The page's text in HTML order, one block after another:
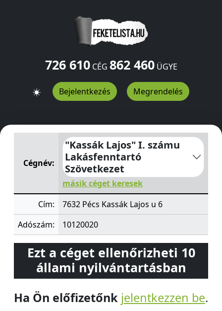
726 610CÉG 862 460ÜGYE
Bejelentkezés Megrendelés
"Kassák Lajos" I. számu Lakásfenntartó Szövetkezet
Cégnév:
"Kassák Lajos" I. számu
Lakásfenntartó
Szövetkezet
másik céget keresek
Cím:
7632 Pécs Kassák Lajos u 6
Adószám:
10120020
Ezt a céget ellenőrizheti 10
állami nyilvántartásban
Ha Ön előfizetőnk jelentkezzen be.